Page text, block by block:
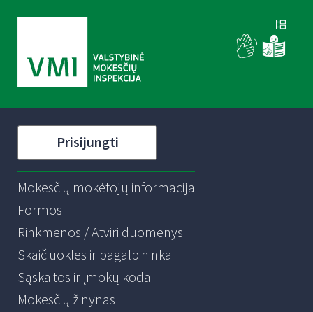
Prisijungti
Mokesčių mokėtojų informacija
Formos
Rinkmenos / Atviri duomenys
Skaičiuoklės ir pagalbininkai
Sąskaitos ir įmokų kodai
Mokesčių žinynas